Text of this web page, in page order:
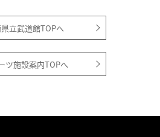
立武道館TOPへ
ツ施設案内TOPへ